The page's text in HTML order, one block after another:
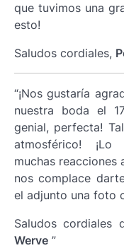
que tuvimos una
esto!
Saludos cordiales,
“¡Nos gustaría
nuestra boda el
genial, perfecta!
atmosférico! ¡Lo
muchas
nos complace
el adjunto una foto
Saludos cordiales
Werve ”